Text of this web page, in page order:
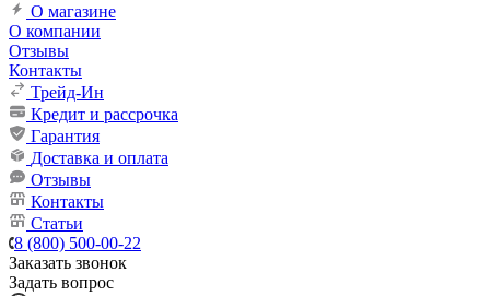
О магазине
О компании
Отзывы
Контакты
Трейд-Ин
Кредит и рассрочка
Гарантия
Доставка и оплата
Отзывы
Контакты
Статьи
8 (800) 500-00-22
Заказать звонок
Задать вопрос